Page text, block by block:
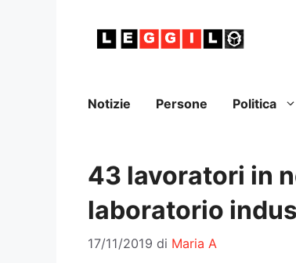
Notizie Persone Politica
43 lavoratori in
laboratorio
17/11/2019 di Maria A